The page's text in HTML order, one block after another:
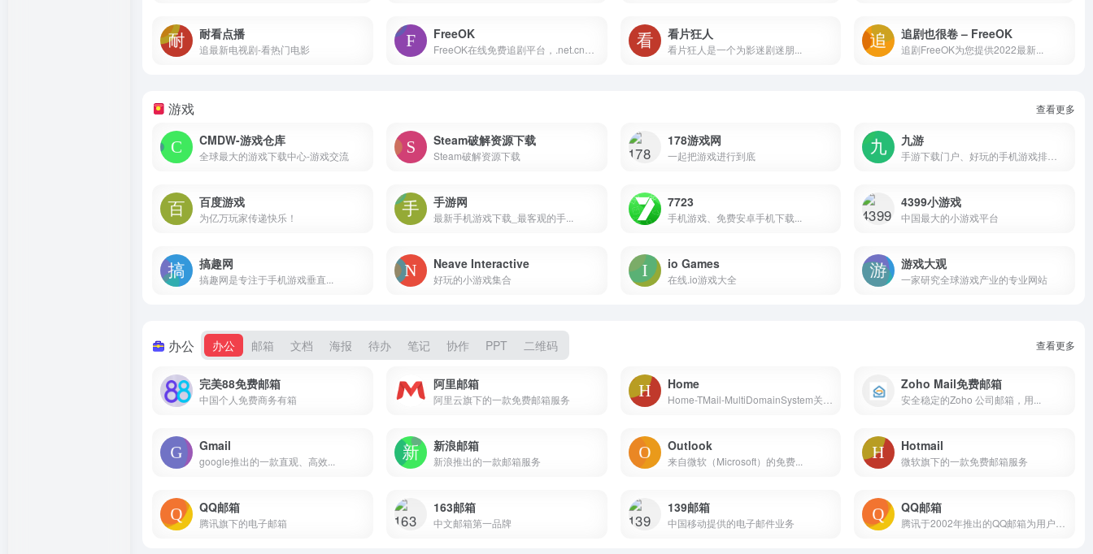
耐看点播
追最新电视剧-看热门电影
FreeOK 看片狂人
看片狂人是一个为影迷剧迷朋...
追剧也很卷 – FreeOK
追剧FreeOK为您提供2022最新...
游戏 查看更多
CMDW-游戏仓库
全球最大的游戏下载中心-游戏交流
Steam破解资源下载
Steam破解资源下载
178游戏网
一起把游戏进行到底
九游
百度游戏
为亿万玩家传递快乐！
手游网
最新手机游戏下载_最客观的手...
7723
手机游戏、免费安卓手机下载...
4399小游戏
中国最大的小游戏平台
搞趣网
搞趣网是专注于手机游戏垂直...
Neave Interactive
好玩的小游戏集合
io Games
在线.io游戏大全
游戏大观
一家研究全球游戏产业的专业网站
办公 办公 邮箱 文档 海报 待办 笔记 协作 PPT 二维码 查看更多
完美88免费邮箱
中国个人免费商务有箱
阿里邮箱
阿里云旗下的一款免费邮箱服务
Home Zoho Mail免费邮箱
安全稳定的Zoho 公司邮箱，用...
Gmail
google推出的一款直观、高效...
新浪邮箱
新浪推出的一款邮箱服务
Outlook
来自微软（Microsoft）的免费...
Hotmail
微软旗下的一款免费邮箱服务
QQ邮箱
腾讯旗下的电子邮箱
163邮箱
中文邮箱第一品牌
139邮箱
中国移动提供的电子邮件业务
QQ邮箱